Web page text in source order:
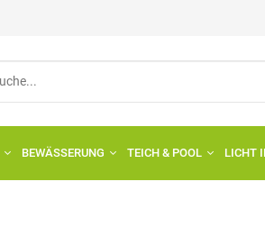
BEWÄSSERUNG TEICH & POOL LICHT